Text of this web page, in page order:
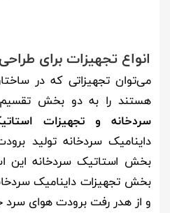
انواع تجهیزات برای
می‌توان تجهیزاتی که در
هستند را به دو بخش
سردخانه و تجهیزات
داینامیک سردخانه تولید
بخش استاتیک سردخانه این
بخش تجهیزات داینامیک
و از هدر رفت برودت هوای سرد